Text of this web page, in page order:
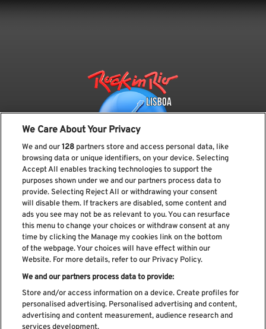
Subscreve a nossa newsletter
Li e aceito os Política de privacidade
Livro de Reclamações
We Care About Your Privacy
We and our128 partners store and access personal data, like
browsing data or unique identifiers, on your device. Selecting
Accept All enables tracking technologies to support the
purposes shown under we and our partners process data to
provide. Selecting Reject All or withdrawing your consent
will disable them. If trackers are disabled, some content and
ads you see may not be as relevant to you. You can resurface
this menu to change your choices or withdraw consent at any
time by clicking the Manage my cookies link on the bottom
of the webpage. Your choices will have effect within our
Website. For more details, refer to our Privacy Policy.
We and our partners process data to provide:
Store and/or access information on a device. Create profiles for
personalised advertising. Personalised advertising and content,
advertising and content measurement, audience research and